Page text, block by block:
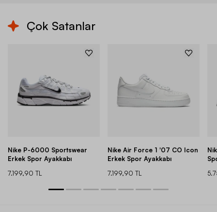
Çok Satanlar
Nike P-6000 Sportswear
Erkek Spor Ayakkabı
7.199,90 TL
Nike Air Force 1 '07 CO Icon
Erkek Spor Ayakkabı
7.199,90 TL